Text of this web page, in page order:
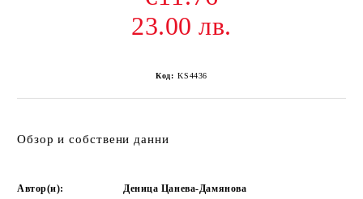
23.00 лв.
Код: KS4436
Обзор и собствени данни
Автор(и):
Деница Цанева-Дамянова